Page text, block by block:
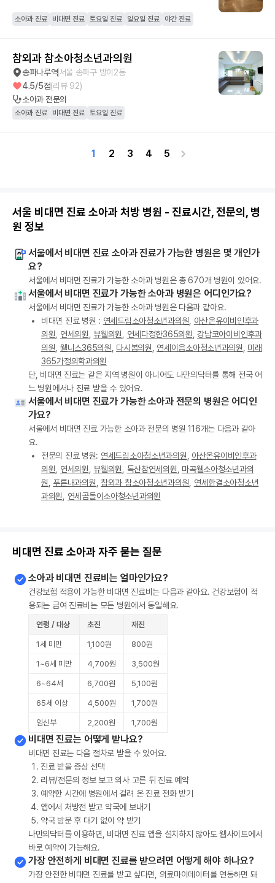
소아과 진료 비대면 진료 토요일 진료 일요일 진료 야간 진료
참외과 참소아청소년과의원
송파나루역서울 송파구 방이2동
4.5/5점(리뷰 92)
소아과전문의
소아과 진료 비대면 진료 토요일 진료
1 2 3 4 5
서울 비대면 진료 소아과 처방 병원 - 진료시간, 전문의, 병
원 정보
서울에서 비대면 진료 소아과 진료가 가능한 병원은 몇 개인가
요?
서울에서 비대면 진료가 가능한 소아과 병원은 총 670개 병원이 있어요.
서울에서 비대면 진료가 가능한 소아과 병원은 어디인가요?
서울에서 비대면 진료가 가능한 소아과 병원은 다음과 같아요.
비대면 진료 병원 : 연세드림소아청소년과의원
아산온유이비인후과
의원
연세의원 뷰웰의원 연세다정한365의원 ,강남코아이비인후과
의원 웰니스365의원 다시봄의원 연세이음소아청소년과의원
미래
365가정의학과의원
단, 비대면 진료는 같은 지역 병원이 아니어도 나만의닥터를 통해 전국 어
느 병원에서나 진료 받을 수 있어요.
서울에서 비대면 진료가 가능한 소아과 전문의 병원은 어디인
가요?
서울에서 비대면 진료 가능한 소아과 전문의 병원 116개는 다음과 같아
요.
전문의 진료 병원: 연세드림소아청소년과의원
아산온유이비인후과
의원
연세의원 뷰웰의원 독산참연세의원
마곡웰소아청소년과의
원
푸른내과의원 참외과 참소아청소년과의원
연세한결소아청소년
과의원
연세곰돌이소아청소년과의원
비대면 진료 소아과 자주 묻는 질문
소아과 비대면 진료비는 얼마인가요?
건강보험 적용이 가능한 비대면 진료비는 다음과 같아요. 건강보험이 적
용되는 급여 진료비는 모든 병원에서 동일해요.
연령 / 대상 초진 재진
1세 미만 1,100원 800원
1~6세 미만 4,700원 3,500원
6~64세 6,700원 5,100원
65세 이상 4,500원 1,700원
임신부 2,200원 1,700원
비대면 진료는 어떻게 받나요?
비대면 진료는 다음 절차로 받을 수 있어요.
진료 받을 증상 선택
리뷰/전문의 정보 보고 의사 고른 뒤 진료 예약
예약한 시간에 병원에서 걸려 온 진료 전화 받기
앱에서 처방전 받고 약국에 보내기
약국 방문 후 대기 없이 약 받기
나만의닥터를 이용하면, 비대면 진료 앱을 설치하지 않아도 웹사이트에서
바로 예약이 가능해요.
가장 안전하게 비대면 진료를 받으려면 어떻게 해야 하나요?
가장 안전한 비대면 진료를 받고 싶다면, 의료마이데이터를 연동하면 돼